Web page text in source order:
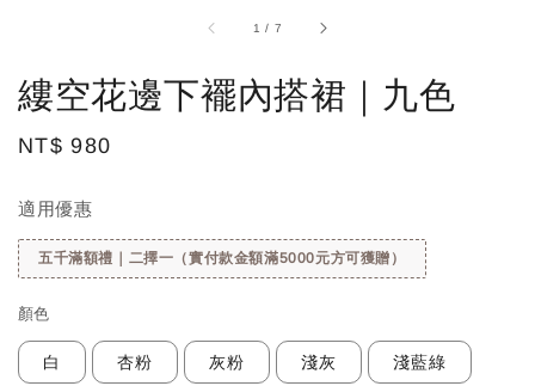
1 / 7
縷空花邊下襬內搭裙｜九色
Regular
NT$ 980
適用優惠
五千滿額禮｜二擇一（實付款金額滿5000元方可獲贈）
顏色
白 杏粉 灰粉 淺灰 淺藍綠